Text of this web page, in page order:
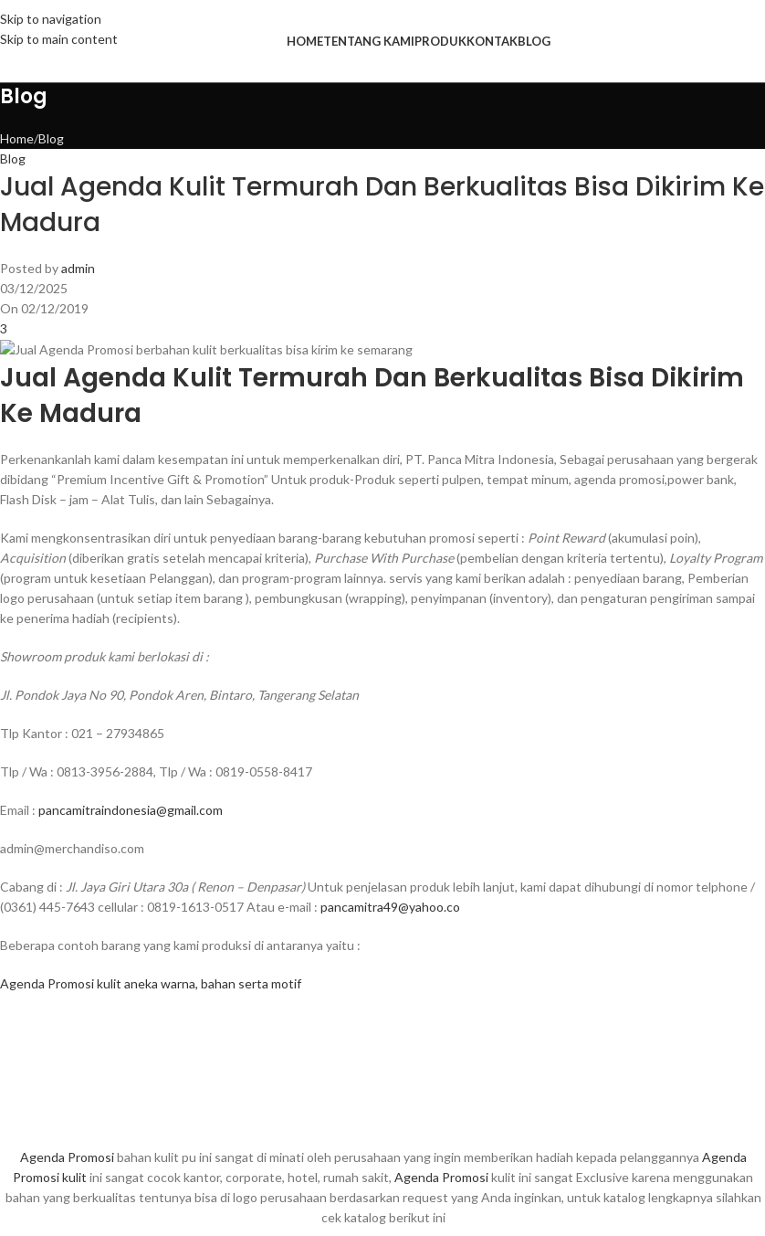
Skip to navigation
Skip to main content
HOMETENTANG KAMIPRODUKKONTAKBLOG
Blog
Home Blog
Blog
Jual Agenda Kulit Termurah Dan Berkualitas Bisa Dikirim Ke
Madura
Posted byadmin
03/12/2025
On 02/12/2019
3
Jual Agenda Kulit Termurah Dan Berkualitas Bisa Dikirim
Ke Madura
Perkenankanlah kami dalam kesempatan ini untuk memperkenalkan diri, PT. Panca Mitra Indonesia, Sebagai perusahaan yang bergerak
dibidang “Premium Incentive Gift & Promotion” Untuk produk-Produk seperti pulpen, tempat minum, agenda promosi,power bank,
Flash Disk – jam – Alat Tulis, dan lain Sebagainya.
Kami mengkonsentrasikan diri untuk penyediaan barang-barang kebutuhan promosi seperti : Point Reward(akumulasi poin),
Acquisition(diberikan gratis setelah mencapai kriteria), Purchase With Purchase(pembelian dengan kriteria tertentu), Loyalty Program
(program untuk kesetiaan Pelanggan), dan program-program lainnya. servis yang kami berikan adalah : penyediaan barang, Pemberian
logo perusahaan (untuk setiap item barang ), pembungkusan (wrapping), penyimpanan (inventory), dan pengaturan pengiriman sampai
ke penerima hadiah (recipients).
Showroom produk kami berlokasi di :
Jl. Pondok Jaya No 90, Pondok Aren, Bintaro, Tangerang Selatan
Tlp Kantor : 021 – 27934865
Tlp / Wa : 0813-3956-2884, Tlp / Wa : 0819-0558-8417
Email : pancamitraindonesia@gmail.com
admin@merchandiso.com
Cabang di : Jl. Jaya Giri Utara 30a ( Renon – Denpasar)Untuk penjelasan produk lebih lanjut, kami dapat dihubungi di nomor telphone /
(0361) 445-7643 cellular : 0819-1613-0517 Atau e-mail : pancamitra49@yahoo.co
Beberapa contoh barang yang kami produksi di antaranya yaitu :
Agenda Promosi kulit aneka warna, bahan serta motif
Agenda Promosibahan kulit pu ini sangat di minati oleh perusahaan yang ingin memberikan hadiah kepada pelanggannya Agenda
Promosi kulit ini sangat cocok kantor, corporate, hotel, rumah sakit, Agenda Promosikulit ini sangat Exclusive karena menggunakan
bahan yang berkualitas tentunya bisa di logo perusahaan berdasarkan request yang Anda inginkan, untuk katalog lengkapnya silahkan
cek katalog berikut ini